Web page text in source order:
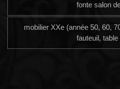
fonte salon
mobilier XXe (année 50, 60,
fauteuil,